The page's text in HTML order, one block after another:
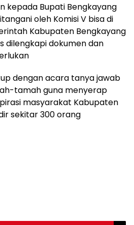
kepada Bupati Bengkayang
oleh Komisi V bisa di
Kabupaten Bengkayang
dilengkapi dokumen dan
dengan acara tanya jawab
tamah guna menyerap
masyarakat Kabupaten
sekitar 300 orang